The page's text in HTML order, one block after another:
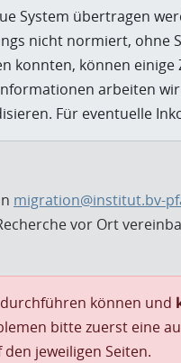
System übertragen
nicht normiert, ohne
können einige
arbeiten
Für eventuelle
migration@institut.bv-
vor Ort
durchführen können und
bitte zuerst eine
jeweiligen Seiten.